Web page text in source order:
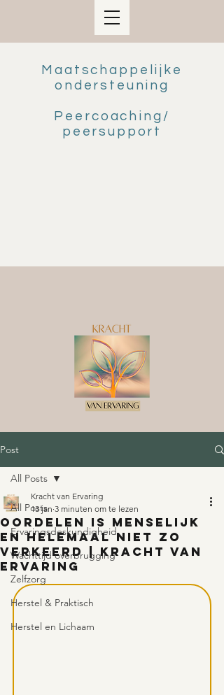
Maatschappelijke
ondersteuning
Peercoaching/
peersupport
Post
All Posts
Ervaringsdeskundigheid
Wachttijd overbrugging
Zelfzorg
Herstel & Praktisch
Herstel en Lichaam
All Posts
Oordelen is menselijk
en helemaal niet zo
verkeerd | Kracht van
Ervaring
Kracht van Ervaring
13 jan 3 minuten om te lezen